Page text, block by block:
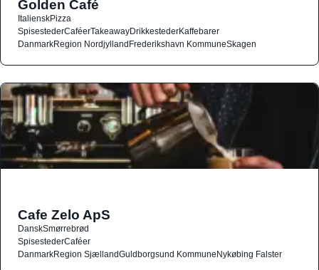
Golden Café
ItalienskPizza
SpisestederCaféerTakeawayDrikkestederKaffebarer
DanmarkRegion NordjyllandFrederikshavn KommuneSkagen
Cafe Zelo ApS
DanskSmørrebrød
SpisestederCaféer
DanmarkRegion SjællandGuldborgsund KommuneNykøbing Falster